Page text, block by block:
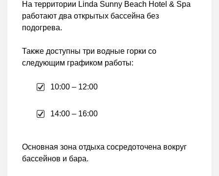
На территории Linda Sunny Beach Hotel & Spa
работают два открытых бассейна без
подогрева.
Также доступны три водные горки со
следующим графиком работы:
10:00 – 12:00
14:00 – 16:00
Основная зона отдыха сосредоточена вокруг
бассейнов и бара.